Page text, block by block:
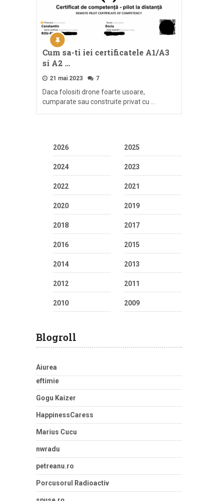
Cum sa-ti iei certificatele A1/A3
si A2 …
21 mai 2023 7
Daca folositi drone foarte usoare,
cumparate sau construite privat cu …
2026 2025
2024 2023
2022 2021
2020 2019
2018 2017
2016 2015
2014 2013
2012 2011
2010 2009
Blogroll
Aiurea
eftimie
Gogu Kaizer
HappinessCaress
Marius Cucu
nwradu
petreanu.ro
Porcusorul Radioactiv